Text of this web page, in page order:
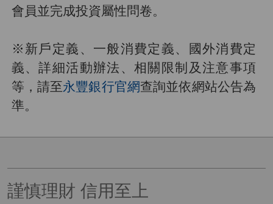
會員並完成投資屬性問卷。
※新戶定義、一般消費定義、國外消費定
義、詳細活動辦法、相關限制及注意事項
等，請至永豐銀行官網查詢並依網站公告為
準。
謹慎理財 信用至上